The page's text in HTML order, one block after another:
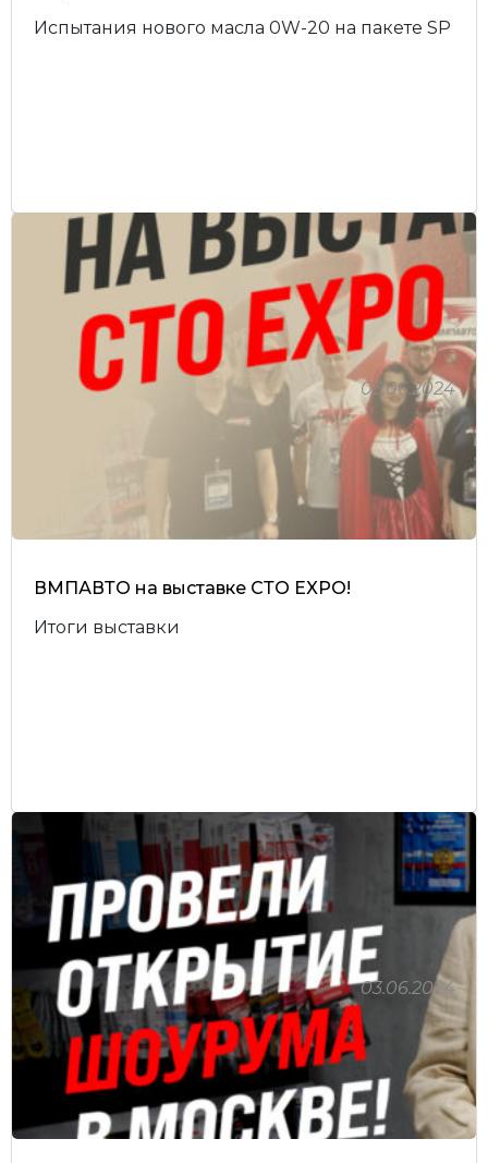
Испытания нового масла 0W-20 на пакете SP
ВМПАВТО на выставке СТО EXPO!
Итоги выставки
03.06.2024
03.06.2024